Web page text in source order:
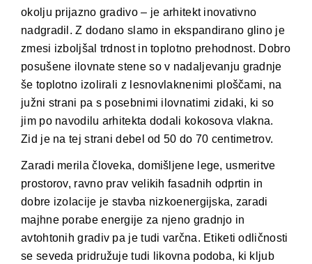
okolju prijazno gradivo – je arhitekt inovativno
nadgradil. Z dodano slamo in ekspandirano glino je
zmesi izboljšal trdnost in toplotno prehodnost. Dobro
posušene ilovnate stene so v nadaljevanju gradnje
še toplotno izolirali z lesnovlaknenimi ploščami, na
južni strani pa s posebnimi ilovnatimi zidaki, ki so
jim po navodilu arhitekta dodali kokosova vlakna.
Zid je na tej strani debel od 50 do 70 centimetrov.
Zaradi merila človeka, domišljene lege, usmeritve
prostorov, ravno prav velikih fasadnih odprtin in
dobre izolacije je stavba nizkoenergijska, zaradi
majhne porabe energije za njeno gradnjo in
avtohtonih gradiv pa je tudi varčna. Etiketi odličnosti
se seveda pridružuje tudi likovna podoba, ki kljub